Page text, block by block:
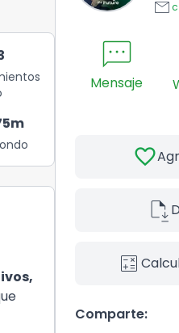
m
email
sms
Mensaje
favorite
file_save
calculate
Comparte: